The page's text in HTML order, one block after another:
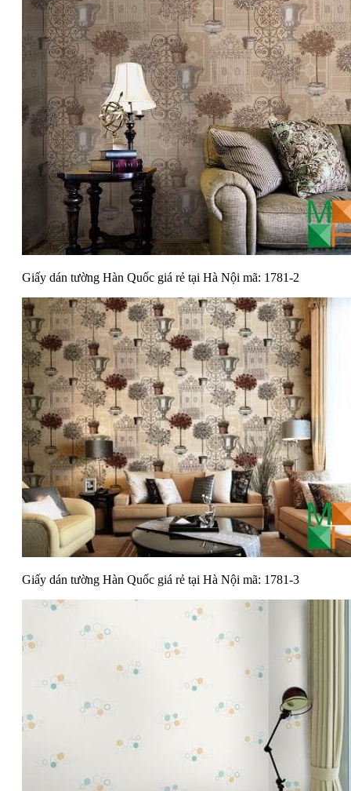
Giấy dán tường Hàn Quốc giá rẻ tại Hà Nội mã: 1781-2
Giấy dán tường Hàn Quốc giá rẻ tại Hà Nội mã: 1781-3